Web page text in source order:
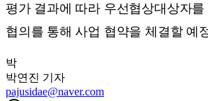
평가 결과에 따라 우선협상대상자
협의를 통해 사업 협약을 체결할 예
박
박연진 기자
pajusidae@naver.com